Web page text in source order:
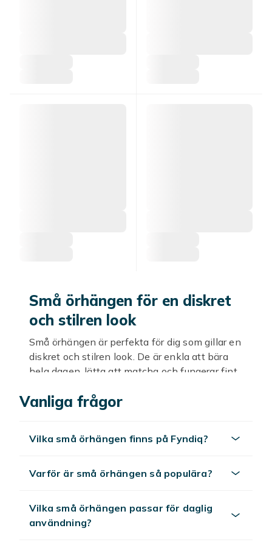
Små örhängen för en diskret
och stilren look
Små örhängen är perfekta för dig som gillar en
diskret och stilren look. De är enkla att bära
hela dagen, lätta att matcha och fungerar fint
av. Hos Fyndiq hittar du små örhängen i
ett enkelt vardagspar eller flera örhängen att
din stil, och nya produkter tillkommer löpande
Stilar och varianter
Vanliga frågor
Vilka små örhängen finns på Fyndiq?
Varför är små örhängen så populära?
Vilka små örhängen passar för daglig
användning?